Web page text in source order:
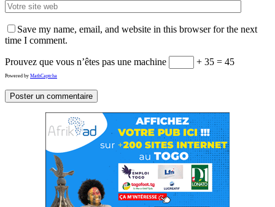
Save my name, email, and website in this browser for the next
time I comment.
Prouvez que vous n’êtes pas une machine + 35 = 45
Powered by MathCaptcha